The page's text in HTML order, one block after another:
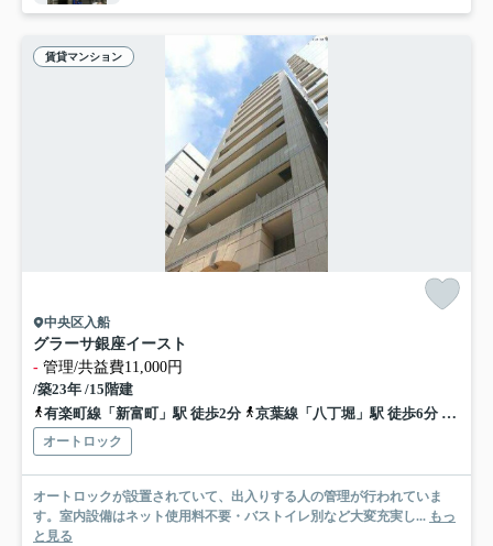
賃貸マンション
中央区入船
グラーサ銀座イースト
- 管理/共益費11,000円
/築23年 /15階建
有楽町線「新富町」駅 徒歩2分
京葉線「八丁堀」駅 徒歩6分 日比
オートロック
オートロックが設置されていて、出入りする人の管理が行われていま
す。室内設備はネット使用料不要・バストイレ別など大変充実し... もっ
と見る